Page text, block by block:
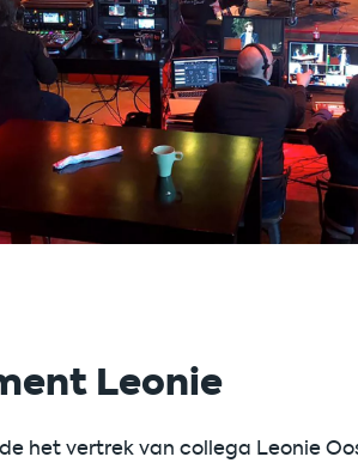
Leonie
het vertrek van collega Leonie